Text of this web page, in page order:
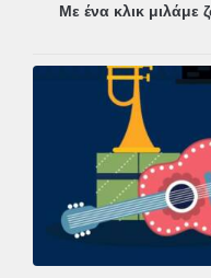
Με ένα κλικ μιλάμε